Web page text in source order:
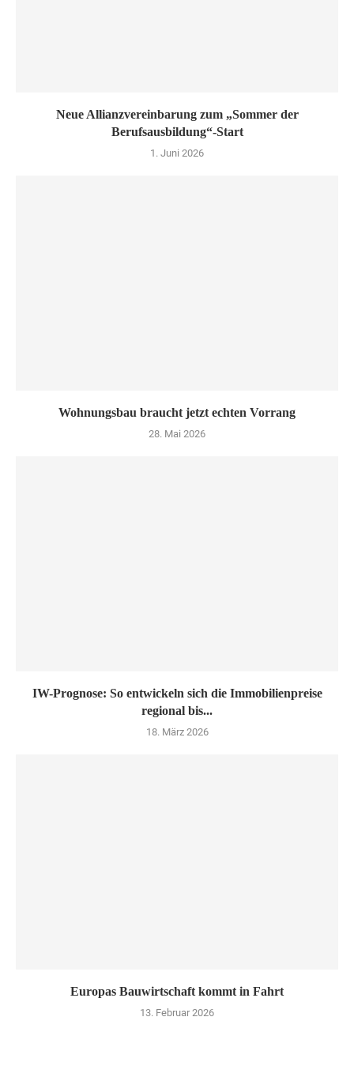
Neue Allianzvereinbarung zum „Sommer der
Berufsausbildung“-Start
1. Juni 2026
Wohnungsbau braucht jetzt echten Vorrang
28. Mai 2026
IW-Prognose: So entwickeln sich die Immobilienpreise
regional bis...
18. März 2026
Europas Bauwirtschaft kommt in Fahrt
13. Februar 2026